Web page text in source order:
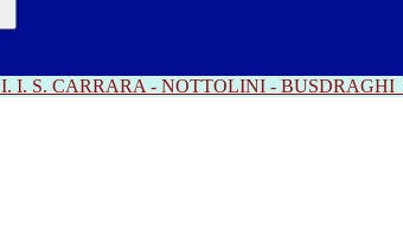
I. I. S. CARRARA - NOTTOLINI - BUSDRAGHI